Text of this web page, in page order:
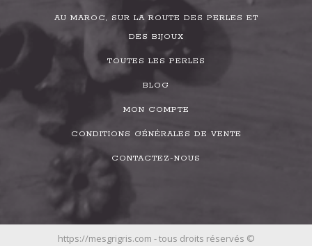
AU MAROC, SUR LA ROUTE DES PERLES ET
DES BIJOUX
TOUTES LES PERLES
BLOG
MON COMPTE
CONDITIONS GÉNÉRALES DE VENTE
CONTACTEZ-NOUS
https://mesgrigris.com - tous droits réservés ©